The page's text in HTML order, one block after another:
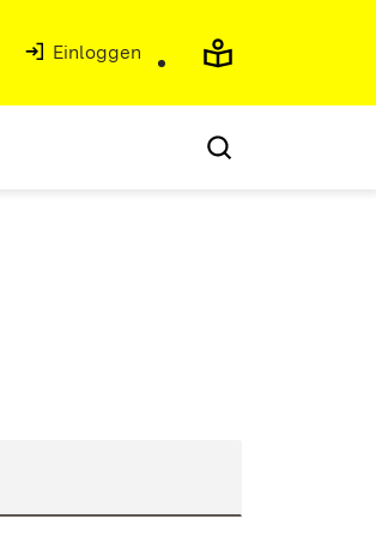
(Öffnet in neuem Fenster)
Einloggen